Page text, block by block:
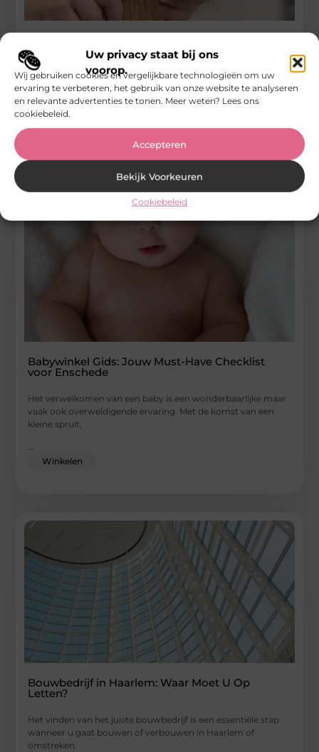
Uw privacy staat bij ons
voorop.
Wij gebruiken cookies en vergelijkbare technologieën om uw
ervaring te verbeteren, het gebruik van onze website te analyseren
en relevante advertenties te tonen. Meer weten? Lees ons
cookiebeleid.
Accepteren
Bekijk Voorkeuren
Cookiebeleid
Hondenbezitters
De Beste Zorg Voor Jouw Hond in Dordrecht Welkom
hondeneigenaren, trimsters, en de lokale gemeenschap van
Dordrecht! In deze blogpost
...
Babywinkel Gids: Jouw Must-Have Checklist
voor Enschede
Het verwelkomen van een baby is een wonderbaarlijke maar
vaak ook overweldigende ervaring. Met de komst van een
kleine spruit,
...
Winkelen
Bouwbedrijf in Haarlem: Waar Moet U Op
Letten?
Het vinden van het juiste bouwbedrijf is een essentiële stap
wanneer u gaat bouwen of verbouwen in Haarlem of
omstreken.